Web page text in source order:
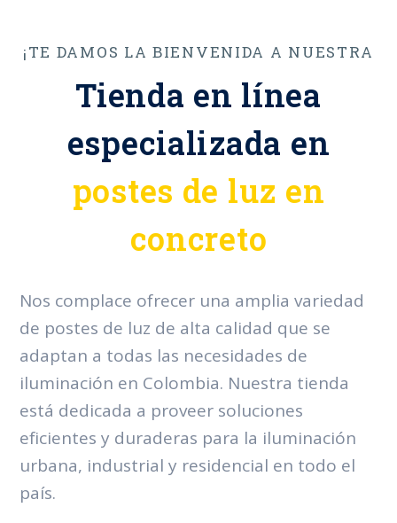
¡TE DAMOS LA BIENVENIDA A NUESTRA
Tienda en línea
especializada en
postes de luz en
concreto
Nos complace ofrecer una amplia variedad
de postes de luz de alta calidad que se
adaptan a todas las necesidades de
iluminación en Colombia. Nuestra tienda
está dedicada a proveer soluciones
eficientes y duraderas para la iluminación
urbana, industrial y residencial en todo el
país.